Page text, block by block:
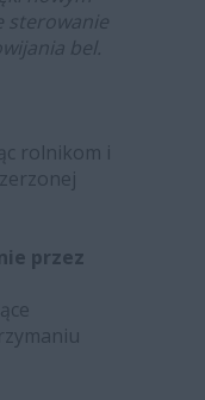
sterowanie
bel.
rolnikom i
przez